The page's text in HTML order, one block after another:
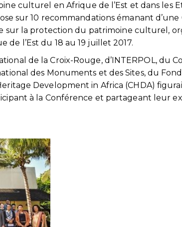
culturel en Afrique de l’Est et dans les
sur 10 recommandations émanant
sur la protection du patrimoine culturel,
de l’Est du 18 au 19 juillet 2017.
de la Croix-Rouge, d’INTERPOL, du
des Monuments et des Sites, du
Development in Africa (CHDA)
à la Conférence et partageant leur